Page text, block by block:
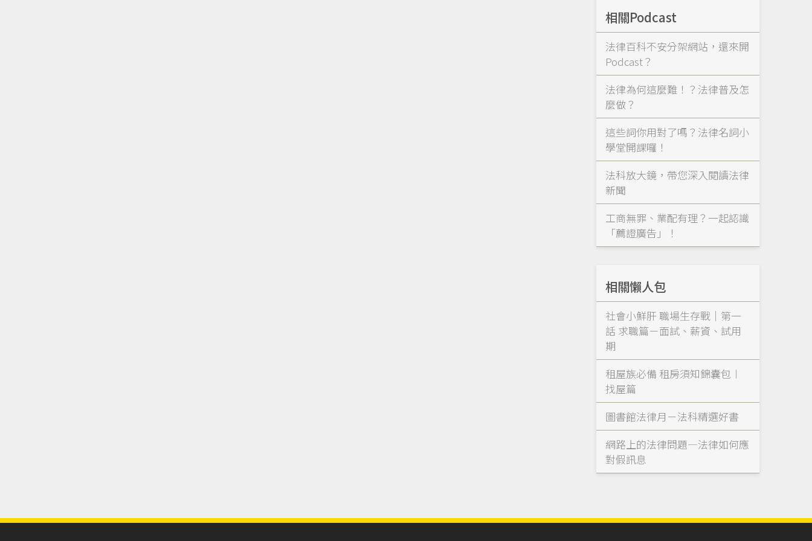
相關Podcast
法律百科不安分架網站，還來開
Podcast？
法律為何這麼難！？法律普及怎
麼做？
這些詞你用對了嗎？法律名詞小
學堂開課囉！
法科放大鏡，帶您深入閱讀法律
新聞
工商無罪、業配有理？一起認識
「薦證廣告」！
相關懶人包
社會小鮮肝 職場生存戰｜第一
話 求職篇－面試、薪資、試用
期
租屋族必備 租房須知錦囊包︱
找屋篇
圖書館法律月－法科精選好書
網路上的法律問題—法律如何應
對假訊息